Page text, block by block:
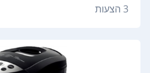
3 הצעות